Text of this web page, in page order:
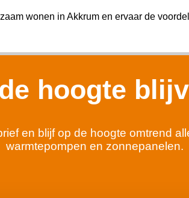
wonen in Akkrum en ervaar de
hoogte
en blijf op de hoogte omtrend
warmtepompen en zonnepanelen.